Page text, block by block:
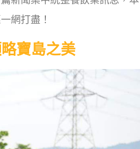
網打盡！
寶島之美